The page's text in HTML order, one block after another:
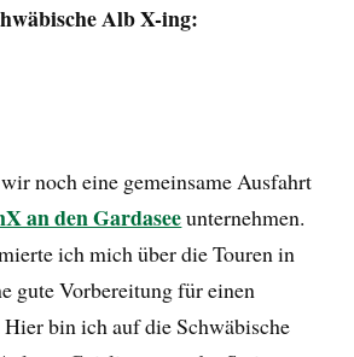
Alb X-ing:
noch eine gemeinsame Ausfahrt
an den Gardaseeunternehmen.
ich mich über die Touren in
gute Vorbereitung für einen
bin ich auf die Schwäbische